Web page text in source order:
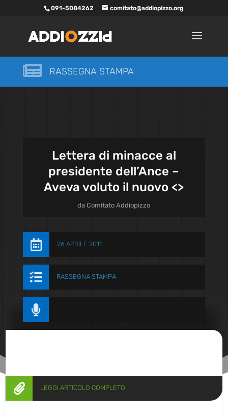
091-5084262 comitato@addiopizzo.org
 RASSEGNA STAMPA
Lettera di minacce al
presidente dell’Ance –
Aveva voluto il nuovo <>
daComitato Addiopizzo
 26 APRILE 2011
 RASSEGNA STAMPA

 LEGGI ARTICOLO COMPLETO